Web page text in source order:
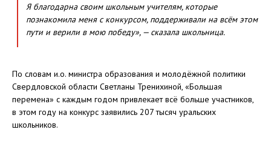
Я благодарна своим школьным учителям, которые
познакомила меня с конкурсом, поддерживали на всём этом
пути и верили в мою победу», — сказала школьница.
По словам и.о. министра образования и молодёжной политики
Свердловской области Светланы Тренихиной, «Большая
перемена» с каждым годом привлекает всё больше участников,
в этом году на конкурс заявились 207 тысяч уральских
школьников.